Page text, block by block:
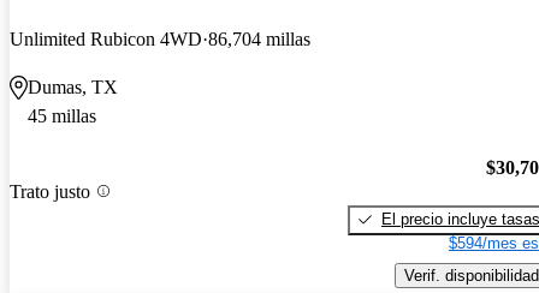
Unlimited Rubicon 4WD 86,704 millas
Dumas, TX
45 millas
Trato justo
El precio incluye tasas
$594/mes
Verif. disponibilidad